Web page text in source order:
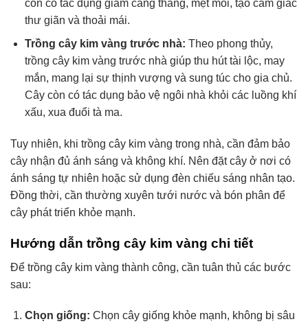
còn có tác dụng giảm căng thẳng, mệt mỏi, tạo cảm giác
thư giãn và thoải mái.
Trồng cây kim vàng trước nhà: Theo phong thủy,
trồng cây kim vàng trước nhà giúp thu hút tài lộc, may
mắn, mang lại sự thịnh vượng và sung túc cho gia chủ.
Cây còn có tác dụng bảo vệ ngôi nhà khỏi các luồng khí
xấu, xua đuổi tà ma.
Tuy nhiên, khi trồng cây kim vàng trong nhà, cần đảm bảo
cây nhận đủ ánh sáng và không khí. Nên đặt cây ở nơi có
ánh sáng tự nhiên hoặc sử dụng đèn chiếu sáng nhân tạo.
Đồng thời, cần thường xuyên tưới nước và bón phân để
cây phát triển khỏe mạnh.
Hướng dẫn trồng cây kim vàng chi tiết
Để trồng cây kim vàng thành công, cần tuân thủ các bước
sau:
Chọn giống: Chọn cây giống khỏe mạnh, không bị sâu